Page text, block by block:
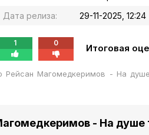
Дата релиза:
29-11-2025, 12:24
1 0 Итоговая
Рейсан Магомедкеримов - На
- На душе